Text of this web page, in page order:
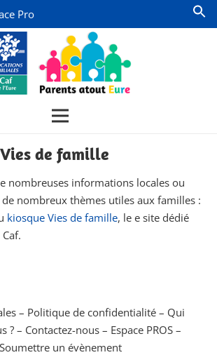
Pro
de famille
nombreuses informations locales ou
nombreux thèmes utiles aux familles :
kiosque Vies de famille, le e site dédié
– Politique de confidentialité – Qui
?– Contactez-nous – Espace PROS –
Soumettre un évènement